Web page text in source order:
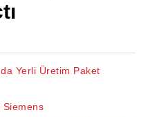
Yerli Üretim Paket
Siemens